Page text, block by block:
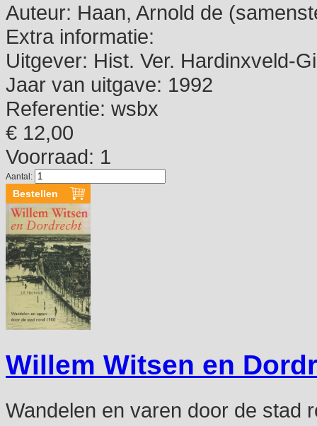
Auteur: Haan, Arnold de
Extra informatie:
Uitgever: Hist. Ver. Hardinxveld-
Jaar van uitgave: 1992
Referentie: wsbx
€ 12,00
Voorraad: 1
Aantal:
Willem Witsen en
Wandelen en varen door de stad